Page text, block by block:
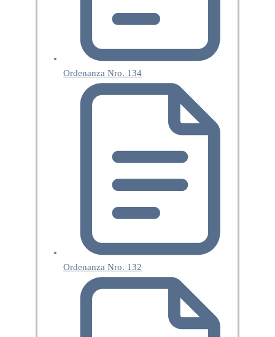
Ordenanza Nro. 134
Ordenanza Nro. 132